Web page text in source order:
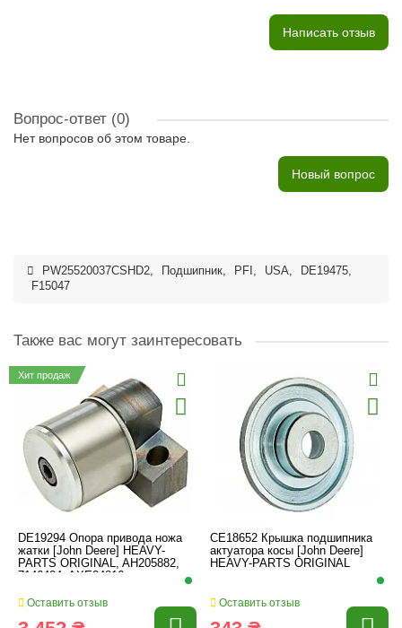
Написать отзыв
Вопрос-ответ (0)
Нет вопросов об этом товаре.
Новый вопрос
PW25520037CSHD2, Подшипник, PFI , USA, DE19475,
F15047
Также вас могут заинтересовать
Хит продаж
DE19294 Опора привода ножа
жатки [John Deere] HEAVY-
PARTS ORIGINAL, AH205882,
7146424, AXE24816
Оставить отзыв
CE18652 Крышка подшипника
актуатора косы [John Deere]
HEAVY-PARTS ORIGINAL
Оставить отзыв